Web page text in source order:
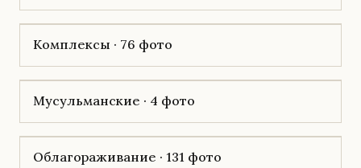
Комплексы · 76 фото
Мусульманские · 4 фото
Облагораживание · 131 фото